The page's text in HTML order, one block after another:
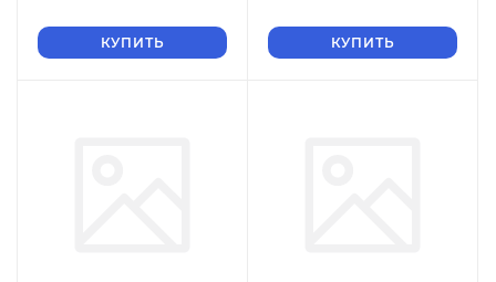
КУПИТЬ КУПИТЬ